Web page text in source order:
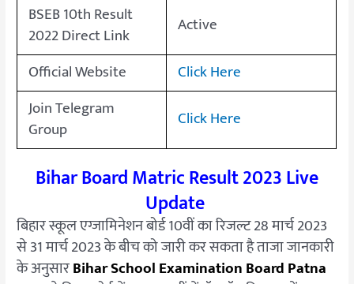
BSEB 10th Result
2022 Direct Link
Active
Official Website
Click Here
Join Telegram
Group
Click Here
Bihar Board Matric Result 2023 Live
Update
बिहार स्कूल एग्जामिनेशन बोर्ड 10वीं का रिजल्ट 28 मार्च 2023
से 31 मार्च 2023 के बीच को जारी कर सकता है ताजा जानकारी
के अनुसारBihar School Examination Board Patna